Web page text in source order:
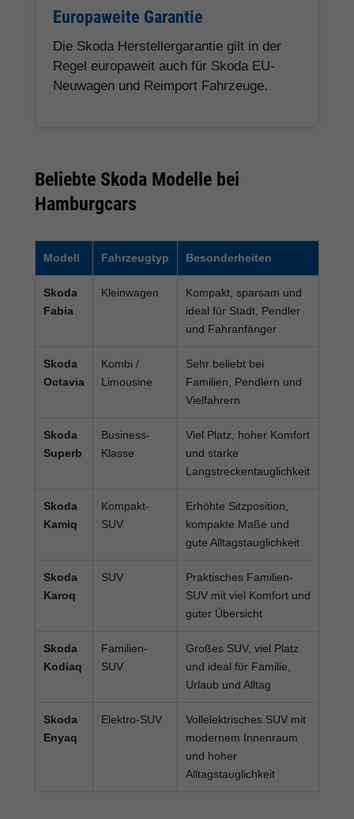
Europaweite Garantie
Die Skoda Herstellergarantie gilt in der
Regel europaweit auch für Skoda EU-
Neuwagen und Reimport Fahrzeuge.
Beliebte Skoda Modelle bei
Hamburgcars
Modell Fahrzeugtyp Besonderheiten
Skoda
Fabia
Kleinwagen
Kompakt, sparsam und
ideal für Stadt, Pendler
und Fahranfänger
Skoda
Octavia
Kombi /
Limousine
Sehr beliebt bei
Familien, Pendlern und
Vielfahrern
Skoda
Superb
Business-
Klasse
Viel Platz, hoher Komfort
und starke
Langstreckentauglichkeit
Skoda
Kamiq
Kompakt-
SUV
Erhöhte Sitzposition,
kompakte Maße und
gute Alltagstauglichkeit
Skoda
Karoq
SUV
Praktisches Familien-
SUV mit viel Komfort und
guter Übersicht
Skoda
Kodiaq
Familien-
SUV
Großes SUV, viel Platz
und ideal für Familie,
Urlaub und Alltag
Skoda
Enyaq
Elektro-SUV
Vollelektrisches SUV mit
modernem Innenraum
und hoher
Alltagstauglichkeit